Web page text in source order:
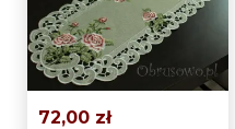
72,00 zł